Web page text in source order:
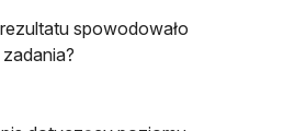
spowodowało